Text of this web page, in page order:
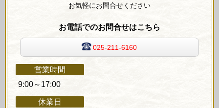
お気軽にお問合せください
お電話でのお問合せはこちら
025-211-6160
営業時間
9:00～17:00
休業日